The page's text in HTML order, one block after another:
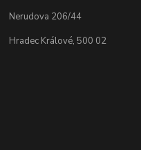
Nerudova 206/44
Hradec Králové, 500 02